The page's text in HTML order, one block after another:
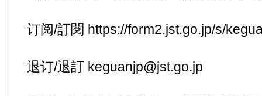
订阅/訂閱 https://form2.jst.go.jp/s/
退订/退訂 keguanjp@jst.go.jp